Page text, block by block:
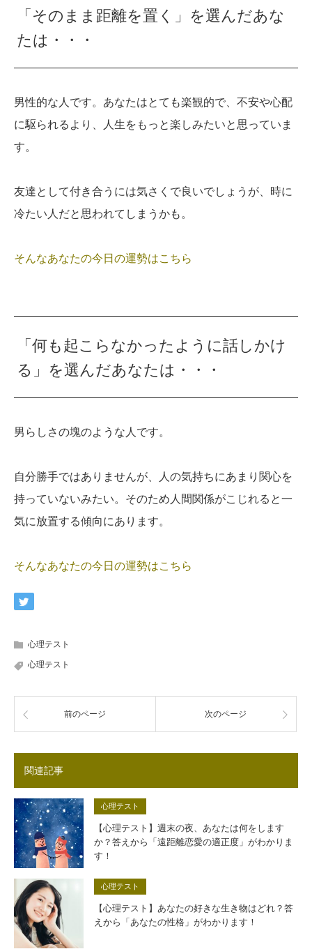
「そのまま距離を置く」を選んだあな
たは・・・
男性的な人です。あなたはとても楽観的で、不安や心配
に駆られるより、人生をもっと楽しみたいと思っていま
す。
友達として付き合うには気さくで良いでしょうが、時に
冷たい人だと思われてしまうかも。
そんなあなたの今日の運勢はこちら
「何も起こらなかったように話しかけ
る」を選んだあなたは・・・
男らしさの塊のような人です。
自分勝手ではありませんが、人の気持ちにあまり関心を
持っていないみたい。そのため人間関係がこじれると一
気に放置する傾向にあります。
そんなあなたの今日の運勢はこちら
心理テスト
心理テスト
前のページ 次のページ
関連記事
心理テスト
【心理テスト】週末の夜、あなたは何をします
か？答えから「遠距離恋愛の適正度」がわかりま
す！
心理テスト
【心理テスト】あなたの好きな生き物はどれ？答
えから「あなたの性格」がわかります！